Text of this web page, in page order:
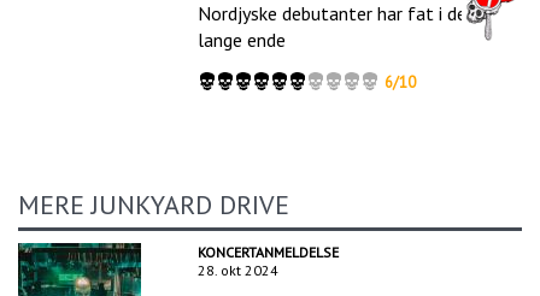
Nordjyske debutanter har fat i den
lange ende
6/10
MERE JUNKYARD DRIVE
KONCERTANMELDELSE
28. okt 2024